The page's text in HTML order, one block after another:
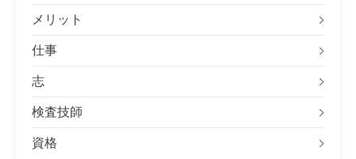
メリット
仕事
志
検査技師
資格